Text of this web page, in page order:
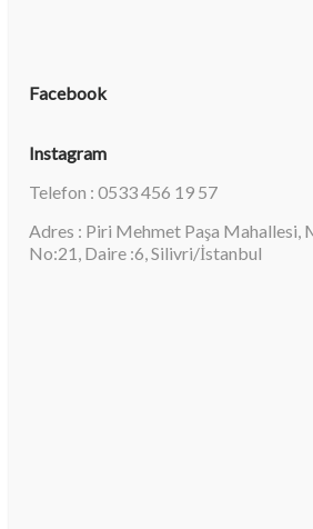
Facebook
Instagram
Telefon : 0533 456 19 57
Adres : Piri Mehmet Paşa Mahallesi,
No:21, Daire :6, Silivri/İstanbul